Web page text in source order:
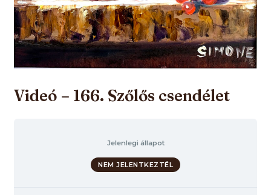
Videó – 166. Szőlős csendélet
Jelenlegi állapot
NEM JELENTKEZTÉL